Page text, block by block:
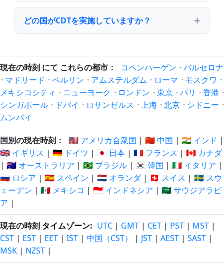
どの国がCDTを実施していますか？
現在の時刻 にて これらの都市： コペンハーゲン · バルセロナ
· マドリード · ベルリン · アムステルダム · ローマ · モスクワ ·
メキシコシティ · ニューヨーク · ロンドン · 東京 · パリ · 香港 ·
シンガポール · ドバイ · ロサンゼルス · 上海 · 北京 · シドニー ·
ムンバイ
国別の現在時刻： 🇺🇸 アメリカ合衆国 | 🇨🇳 中国 | 🇮🇳 インド |
🇬🇧 イギリス | 🇩🇪 ドイツ | 🇯🇵 日本 | 🇫🇷 フランス | 🇨🇦 カナダ
| 🇦🇺 オーストラリア | 🇧🇷 ブラジル | 🇰🇷 韓国 | 🇮🇹 イタリア |
🇷🇺 ロシア | 🇪🇸 スペイン | 🇳🇱 オランダ| 🇨🇭 スイス | 🇸🇪 スウ
ェーデン | 🇲🇽 メキシコ | 🇮🇩 インドネシア | 🇸🇦 サウジアラビ
ア |
現在の時刻 タイムゾーン: UTC | GMT | CET | PST | MST |
CST | EST | EET | IST | 中国（CST） | JST | AEST | SAST |
MSK | NZST |